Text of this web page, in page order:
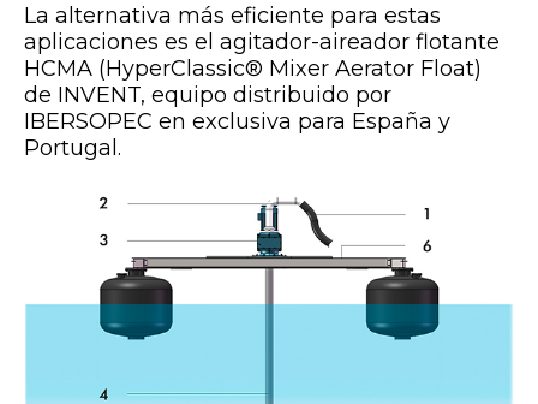
La alternativa más eficiente para estas
aplicaciones es el agitador-aireador flotante
HCMA (HyperClassic® Mixer Aerator Float)
de INVENT, equipo distribuido por
IBERSOPEC en exclusiva para España y
Portugal.